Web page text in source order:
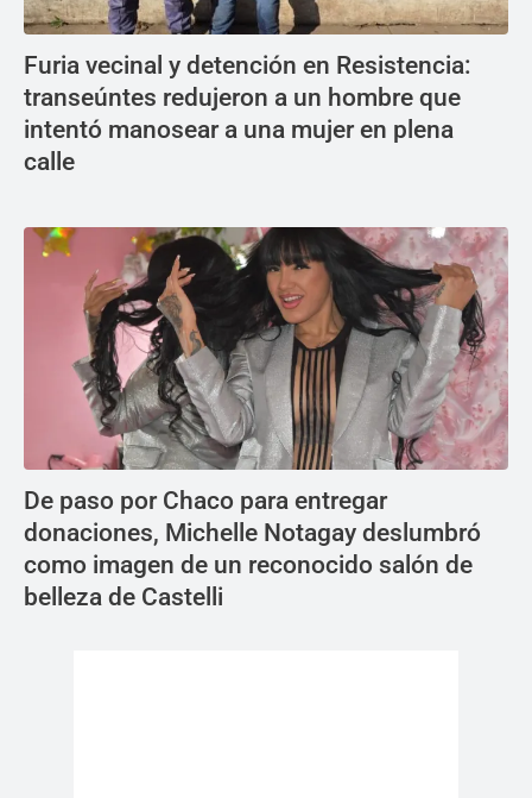
Furia vecinal y detención en Resistencia:
transeúntes redujeron a un hombre que
intentó manosear a una mujer en plena
calle
De paso por Chaco para entregar
donaciones, Michelle Notagay deslumbró
como imagen de un reconocido salón de
belleza de Castelli